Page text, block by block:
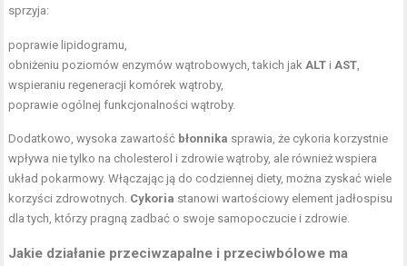
sprzyja:
poprawie lipidogramu,
obniżeniu poziomów enzymów wątrobowych, takich jakALT iAST,
wspieraniu regeneracji komórek wątroby,
poprawie ogólnej funkcjonalności wątroby.
Dodatkowo, wysoka zawartość błonnika sprawia, że cykoria korzystnie
wpływa nie tylko na cholesterol i zdrowie wątroby, ale również wspiera
układ pokarmowy. Włączając ją do codziennej diety, można zyskać wiele
korzyści zdrowotnych. Cykoria stanowi wartościowy element jadłospisu
dla tych, którzy pragną zadbać o swoje samopoczucie i zdrowie.
Jakie działanie przeciwzapalne i przeciwbólowe ma